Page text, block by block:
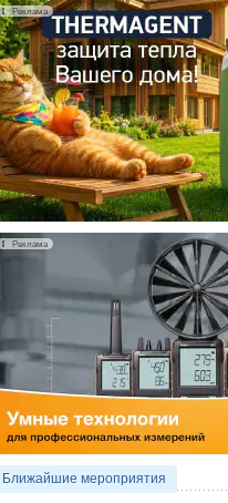
Гибридный
с одним
Исследователи
конструкцию
ВЧЕРА
21-й
«ЦОД-2026»
Мероприятие
отеле Radisson
посетит более
ВЧЕРА
Китайская
линейку
«воздух-вода»
Серия ThermaX
включает три
4 АВГУСТА 2026
Тепловые
солнечной
накопителем
потребление
Исследователи
4 АВГУСТА 2026
Реклама
Реклама
Ближайшие мероприятия